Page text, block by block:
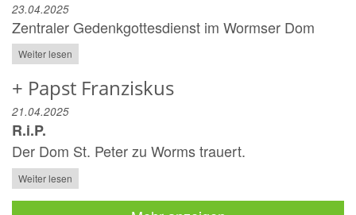
23.04.2025
Zentraler Gedenkgottesdienst im Wormser Dom
Weiter lesen
+ Papst Franziskus
21.04.2025
R.i.P.
Der Dom St. Peter zu Worms trauert.
Weiter lesen